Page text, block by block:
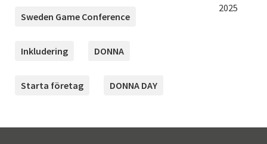
Sweden Game Conference
Inkludering DONNA
Starta företag DONNA DAY
2025